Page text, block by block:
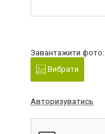
Завантажити фото:
Вибрати
Авторизуватись